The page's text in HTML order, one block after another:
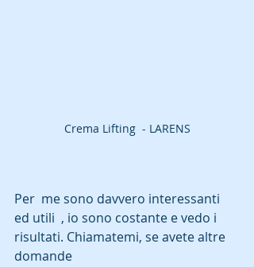
Crema Lifting  - LARENS
Per  me sono davvero interessanti
ed utili  , io sono costante e vedo i
risultati. Chiamatemi, se avete altre
domande